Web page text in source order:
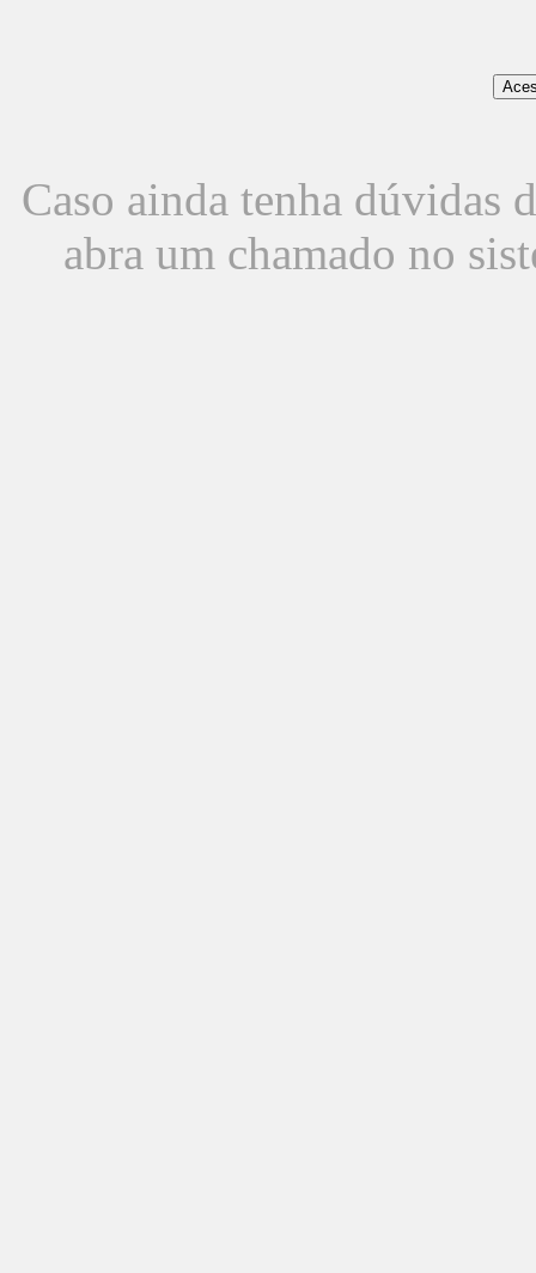
Caso ainda tenha dúvidas
abra um chamado no